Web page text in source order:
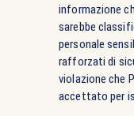
informazione
sarebbe
personale
rafforzati di
violazione che
accettato per